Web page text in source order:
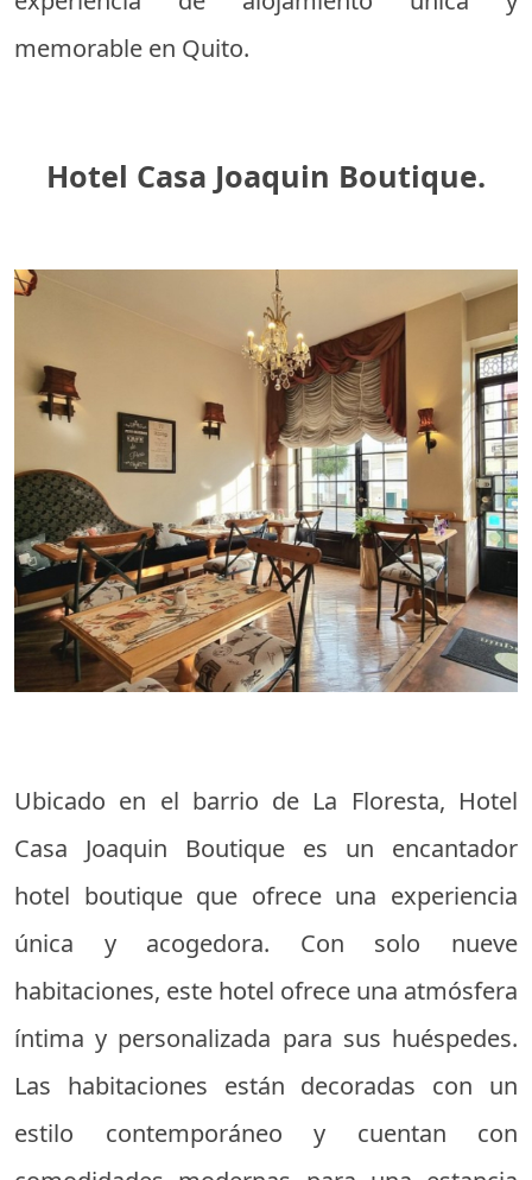
memorable en Quito.
Hotel Casa Joaquin Boutique.
Ubicado en el barrio de La Floresta, Hotel
Casa Joaquin Boutique es un encantador
hotel boutique que ofrece una experiencia
única y acogedora. Con solo nueve
habitaciones, este hotel ofrece una atmósfera
íntima y personalizada para sus huéspedes.
Las habitaciones están decoradas con un
estilo contemporáneo y cuentan con